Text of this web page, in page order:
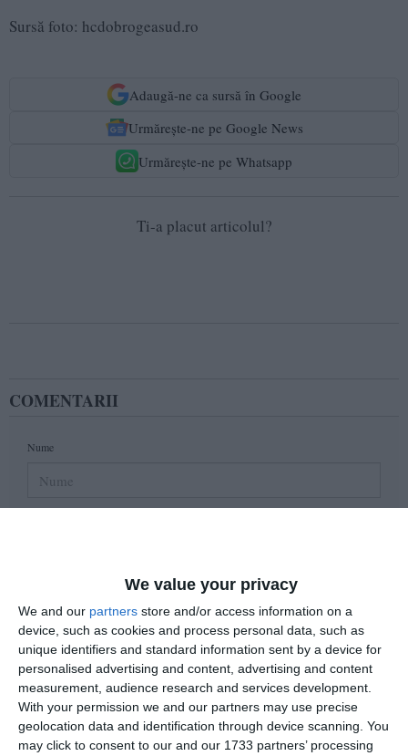
We value your privacy
We and our partners store and/or access information on a
device, such as cookies and process personal data, such as
unique identifiers and standard information sent by a device for
personalised advertising and content, advertising and content
measurement, audience research and services development.
With your permission we and our partners may use precise
geolocation data and identification through device scanning. You
may click to consent to our and our 1733 partners’ processing
Sursă foto: hcdobrogeasud.ro
Adaugă-ne ca sursă în Google
Urmărește-ne pe Google News
Urmărește-ne pe Whatsapp
Ti-a placut articolul?
COMENTARII
Nume
Am citit si sunt de acord cu regulile de postare .
Acest formular colectează numele, e-mailul şi conținutul mesajului, astfel încât
să putem urmări comentariile tale pe site. Nu vom folosi datele tale în alt scop.